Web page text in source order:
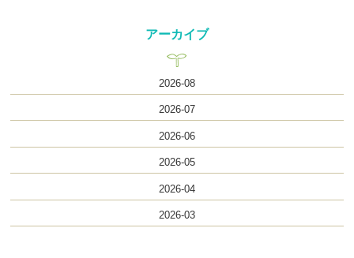
アーカイブ
2026-08
2026-07
2026-06
2026-05
2026-04
2026-03